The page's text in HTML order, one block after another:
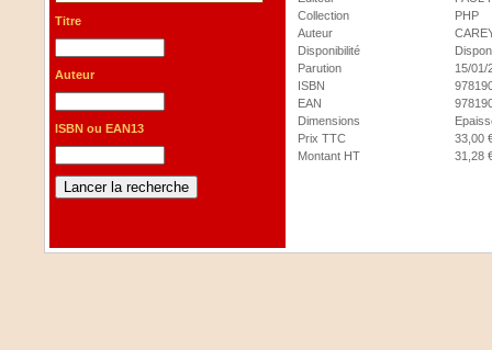
Titre
Auteur
ISBN ou EAN13
Collection
PHP
Auteur
Disponibilité
Parution
15/01/
ISBN
EAN
Dimensions
Prix TTC
33,00
Montant HT
31,28